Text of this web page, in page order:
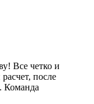
Все четко и
после
Команда